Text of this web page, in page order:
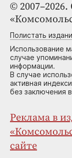
©
Полистать
Использование
случае
информации.
В случае
активная
без заключения
Реклама в
сайте